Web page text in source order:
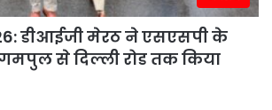
डीआईजी मेरठ ने एसएसपी के
से दिल्ली रोड तक किया